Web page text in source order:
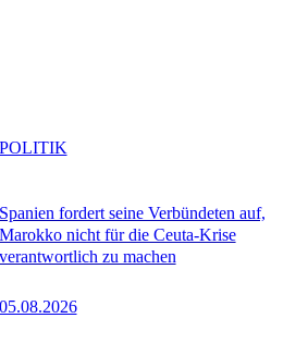
Spanien fordert seine Verbündeten auf,
Marokko nicht für die Ceuta-Krise
verantwortlich zu machen
05.08.2026
POLITIK